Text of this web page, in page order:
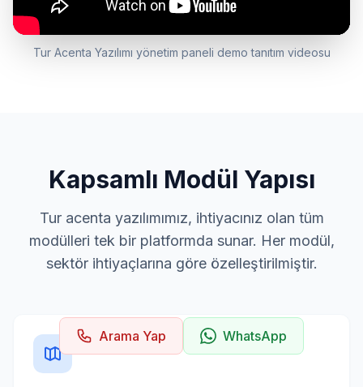
Tur Acenta Yazılımı yönetim paneli demo tanıtım videosu
Kapsamlı Modül Yapısı
Tur acenta yazılımımız, ihtiyacınız olan tüm
modülleri tek bir platformda sunar. Her modül,
sektör ihtiyaçlarına göre özelleştirilmiştir.
Arama Yap WhatsApp